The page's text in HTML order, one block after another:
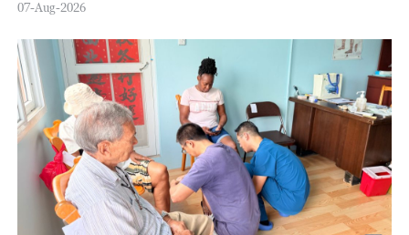
07-Aug-2026